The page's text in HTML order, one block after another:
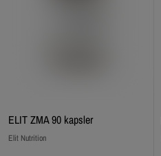
ELIT ZMA 90 kapsler
Elit Nutrition